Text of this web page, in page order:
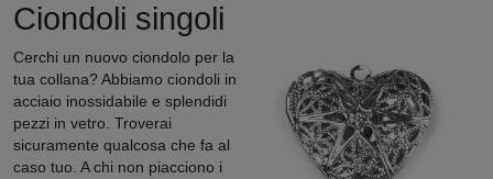
Ciondoli singoli
Cerchi un nuovo ciondolo per la
tua collana? Abbiamo ciondoli in
acciaio inossidabile e splendidi
pezzi in vetro. Troverai
sicuramente qualcosa che fa al
caso tuo. A chi non piacciono i